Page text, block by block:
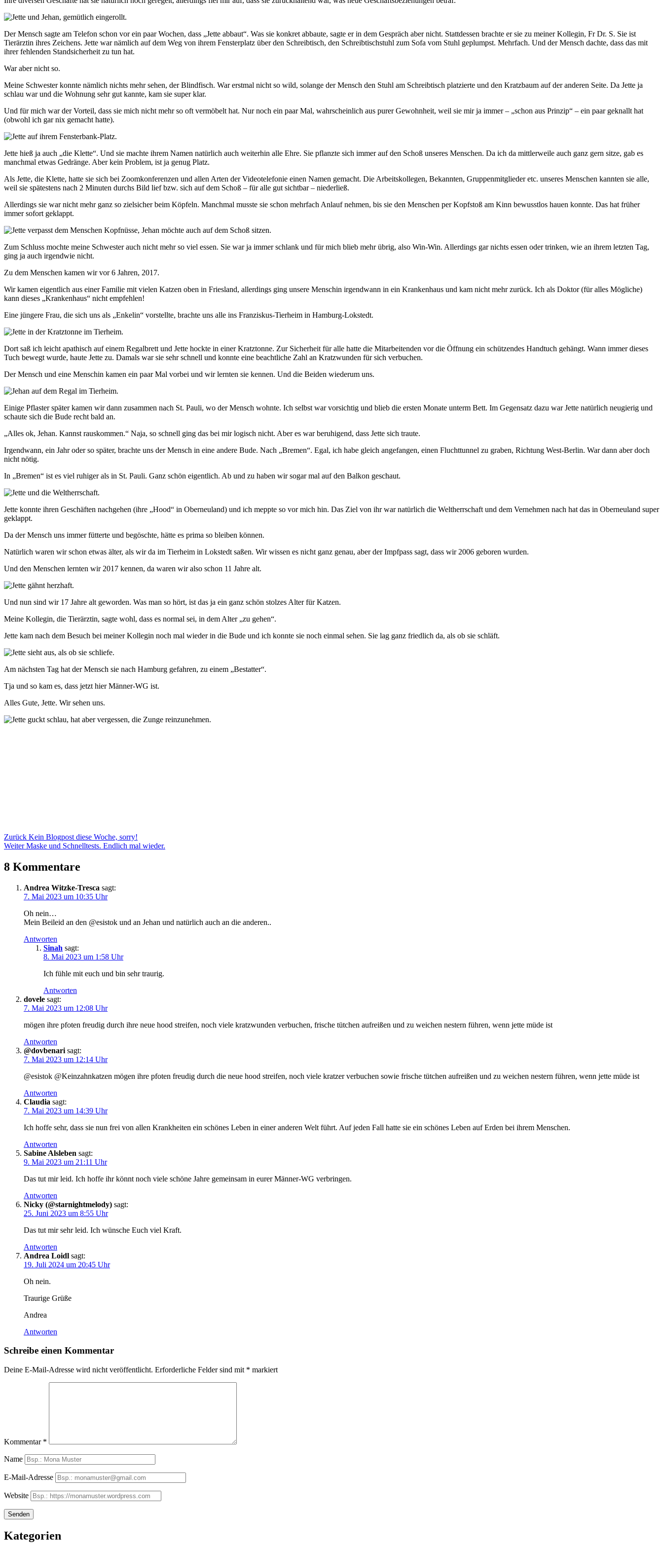
Der Mensch sagte am Telefon schon vor ein paar Wochen, dass „Jette abbaut“. Was sie konkret abbaute, sagte er in dem Gespräch aber nicht. Stattdessen brachte er sie zu meiner Kollegin, Fr Dr. S. Sie ist
Tierärztin ihres Zeichens. Jette war nämlich auf dem Weg von ihrem Fensterplatz über den Schreibtisch, den Schreibtischstuhl zum Sofa vom Stuhl geplumpst. Mehrfach. Und der Mensch dachte, dass das mit
ihrer fehlenden Standsicherheit zu tun hat.
War aber nicht so.
Meine Schwester konnte nämlich nichts mehr sehen, der Blindfisch. War erstmal nicht so wild, solange der Mensch den Stuhl am Schreibtisch platzierte und den Kratzbaum auf der anderen Seite. Da Jette ja
schlau war und die Wohnung sehr gut kannte, kam sie super klar.
Und für mich war der Vorteil, dass sie mich nicht mehr so oft vermöbelt hat. Nur noch ein paar Mal, wahrscheinlich aus purer Gewohnheit, weil sie mir ja immer – „schon aus Prinzip“ – ein paar geknallt hat
(obwohl ich gar nix gemacht hatte).
Jette hieß ja auch „die Klette“. Und sie machte ihrem Namen natürlich auch weiterhin alle Ehre. Sie pflanzte sich immer auf den Schoß unseres Menschen. Da ich da mittlerweile auch ganz gern sitze, gab es
manchmal etwas Gedränge. Aber kein Problem, ist ja genug Platz.
Als Jette, die Klette, hatte sie sich bei Zoomkonferenzen und allen Arten der Videotelefonie einen Namen gemacht. Die Arbeitskollegen, Bekannten, Gruppenmitglieder etc. unseres Menschen kannten sie alle,
weil sie spätestens nach 2 Minuten durchs Bild lief bzw. sich auf dem Schoß – für alle gut sichtbar – niederließ.
Allerdings sie war nicht mehr ganz so zielsicher beim Köpfeln. Manchmal musste sie schon mehrfach Anlauf nehmen, bis sie den Menschen per Kopfstoß am Kinn bewusstlos hauen konnte. Das hat früher
immer sofort geklappt.
Zum Schluss mochte meine Schwester auch nicht mehr so viel essen. Sie war ja immer schlank und für mich blieb mehr übrig, also Win-Win. Allerdings gar nichts essen oder trinken, wie an ihrem letzten Tag,
ging ja auch irgendwie nicht.
Zu dem Menschen kamen wir vor 6 Jahren, 2017.
Wir kamen eigentlich aus einer Familie mit vielen Katzen oben in Friesland, allerdings ging unsere Menschin irgendwann in ein Krankenhaus und kam nicht mehr zurück. Ich als Doktor (für alles Mögliche)
kann dieses „Krankenhaus“ nicht empfehlen!
Eine jüngere Frau, die sich uns als „Enkelin“ vorstellte, brachte uns alle ins Franziskus-Tierheim in Hamburg-Lokstedt.
Dort saß ich leicht apathisch auf einem Regalbrett und Jette hockte in einer Kratztonne. Zur Sicherheit für alle hatte die Mitarbeitenden vor die Öffnung ein schützendes Handtuch gehängt. Wann immer dieses
Tuch bewegt wurde, haute Jette zu. Damals war sie sehr schnell und konnte eine beachtliche Zahl an Kratzwunden für sich verbuchen.
Der Mensch und eine Menschin kamen ein paar Mal vorbei und wir lernten sie kennen. Und die Beiden wiederum uns.
Einige Pflaster später kamen wir dann zusammen nach St. Pauli, wo der Mensch wohnte. Ich selbst war vorsichtig und blieb die ersten Monate unterm Bett. Im Gegensatz dazu war Jette natürlich neugierig und
schaute sich die Bude recht bald an.
„Alles ok, Jehan. Kannst rauskommen.“ Naja, so schnell ging das bei mir logisch nicht. Aber es war beruhigend, dass Jette sich traute.
Irgendwann, ein Jahr oder so später, brachte uns der Mensch in eine andere Bude. Nach „Bremen“. Egal, ich habe gleich angefangen, einen Fluchttunnel zu graben, Richtung West-Berlin. War dann aber doch
nicht nötig.
In „Bremen“ ist es viel ruhiger als in St. Pauli. Ganz schön eigentlich. Ab und zu haben wir sogar mal auf den Balkon geschaut.
Jette konnte ihren Geschäften nachgehen (ihre „Hood“ in Oberneuland) und ich meppte so vor mich hin. Das Ziel von ihr war natürlich die Weltherrschaft und dem Vernehmen nach hat das in Oberneuland super
geklappt.
Da der Mensch uns immer fütterte und begöschte, hätte es prima so bleiben können.
Natürlich waren wir schon etwas älter, als wir da im Tierheim in Lokstedt saßen. Wir wissen es nicht ganz genau, aber der Impfpass sagt, dass wir 2006 geboren wurden.
Und den Menschen lernten wir 2017 kennen, da waren wir also schon 11 Jahre alt.
Und nun sind wir 17 Jahre alt geworden. Was man so hört, ist das ja ein ganz schön stolzes Alter für Katzen.
Meine Kollegin, die Tierärztin, sagte wohl, dass es normal sei, in dem Alter „zu gehen“.
Jette kam nach dem Besuch bei meiner Kollegin noch mal wieder in die Bude und ich konnte sie noch einmal sehen. Sie lag ganz friedlich da, als ob sie schläft.
Am nächsten Tag hat der Mensch sie nach Hamburg gefahren, zu einem „Bestatter“.
Tja und so kam es, dass jetzt hier Männer-WG ist.
Alles Gute, Jette. Wir sehen uns.
Beitragsnavigation
Zurück Kein Blogpost diese Woche, sorry!
Weiter Maske und Schnelltests. Endlich mal wieder.
8 Kommentare
Andrea Witzke-Tresca sagt:
7. Mai 2023 um 10:35 Uhr
Oh nein…
Mein Beileid an den @esistok und an Jehan und natürlich auch an die anderen..
Antworten
Sinah sagt:
8. Mai 2023 um 1:58 Uhr
Ich fühle mit euch und bin sehr traurig. ️
Antworten
dovele sagt:
7. Mai 2023 um 12:08 Uhr
mögen ihre pfoten freudig durch ihre neue hood streifen, noch viele kratzwunden verbuchen, frische tütchen aufreißen und zu weichen nestern führen, wenn jette müde ist
Antworten
@dovbenari sagt:
7. Mai 2023 um 12:14 Uhr
@esistok @Keinzahnkatzen mögen ihre pfoten freudig durch die neue hood streifen, noch viele kratzer verbuchen sowie frische tütchen aufreißen und zu weichen nestern führen, wenn jette müde ist
Antworten
Claudia sagt:
7. Mai 2023 um 14:39 Uhr
Ich hoffe sehr, dass sie nun frei von allen Krankheiten ein schönes Leben in einer anderen Welt führt. Auf jeden Fall hatte sie ein schönes Leben auf Erden bei ihrem Menschen.
Antworten
Sabine Alsleben sagt:
9. Mai 2023 um 21:11 Uhr
Das tut mir leid. Ich hoffe ihr könnt noch viele schöne Jahre gemeinsam in eurer Männer-WG verbringen.
Antworten
Nicky (@starnightmelody) sagt:
25. Juni 2023 um 8:55 Uhr
Das tut mir sehr leid. Ich wünsche Euch viel Kraft.
Antworten
Andrea Loidl sagt:
19. Juli 2024 um 20:45 Uhr
Oh nein.
Traurige Grüße
Andrea
Antworten
Schreibe einen Kommentar
Deine E-Mail-Adresse wird nicht veröffentlicht. Erforderliche Felder sind mit * markiert
Kommentar *
Name
E-Mail-Adresse
Website
Kategorien